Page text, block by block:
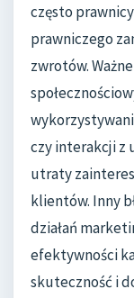
często
prawniczego
zwrotów.
czy interakcji z
utraty
klientów. Inny
działań
efektywności
skuteczność i